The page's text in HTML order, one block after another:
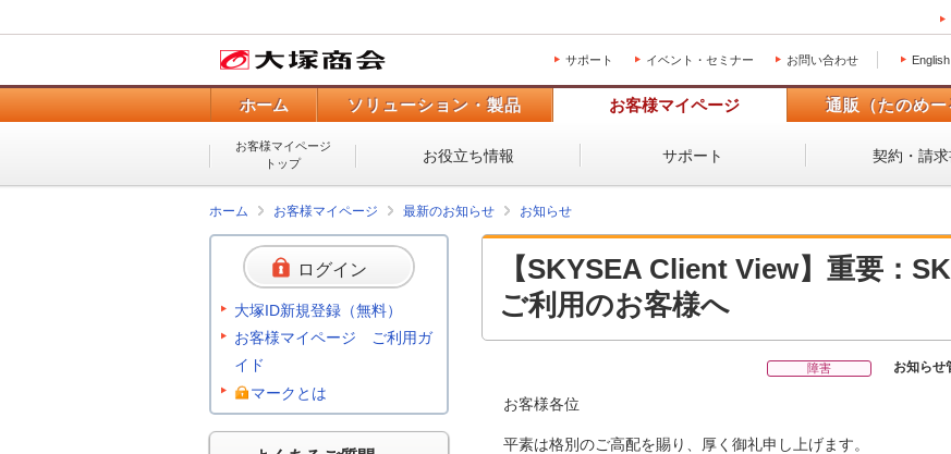
サポート イベント・セミナー お問い合わせ English
ホーム ソリューション・製品 お客様マイページ 通販（たのめー
お客様マイページ
トップ
お役立ち情報 サポート 契約・請
ホーム お客様マイページ 最新のお知らせ お知らせ
【SKYSEA Client View】重要：
ご利用のお客様へ
障害 お知らせ
お客様各位
平素は格別のご高配を賜り、厚く御礼申し上げます。
ログイン
大塚ID新規登録（無料）
お客様マイページ ご利用ガ
イド
マークとは